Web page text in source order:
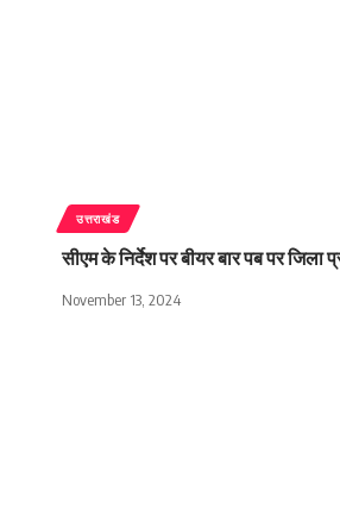
उत्तराखंड
सीएम के निर्देश पर बीयर बार पब पर जिला
November 13, 2024